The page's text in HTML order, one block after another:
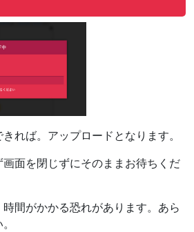
れば。アップロードとなります。
面を閉じずにそのままお待ちくだ
間がかかる恐れがあります。あら